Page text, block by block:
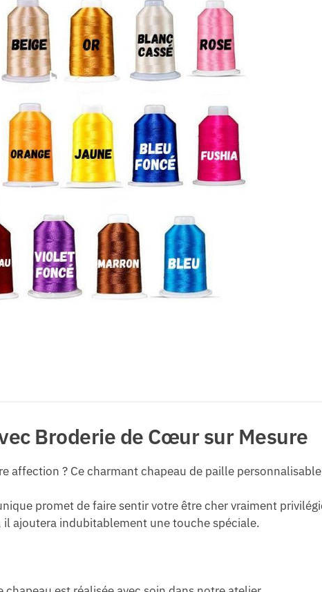
Broderie de Cœur sur Mesure
affection ? Ce charmant chapeau de paille
promet de faire sentir votre être cher vraiment
ajoutera indubitablement une touche spéciale.